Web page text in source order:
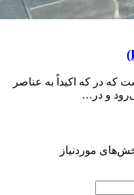
در که اکيداً به عناصر
و در…
موردنیاز